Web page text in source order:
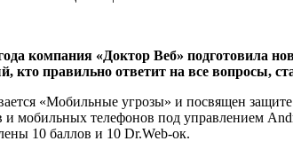
компания «Доктор Веб» подготовила
кто правильно ответит на все вопросы,
«Мобильные угрозы» и посвящен
мобильных телефонов под управлением
10 баллов и 10 Dr.Web-ок.